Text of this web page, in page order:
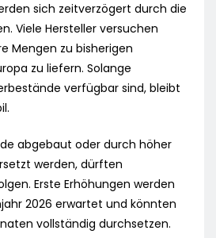
sich zeitverzögert durch die
Viele Hersteller versuchen
Mengen zu bisherigen
zu liefern. Solange
verfügbar sind, bleibt
abgebaut oder durch höher
werden, dürften
Erste Erhöhungen werden
2026 erwartet und könnten
vollständig durchsetzen.